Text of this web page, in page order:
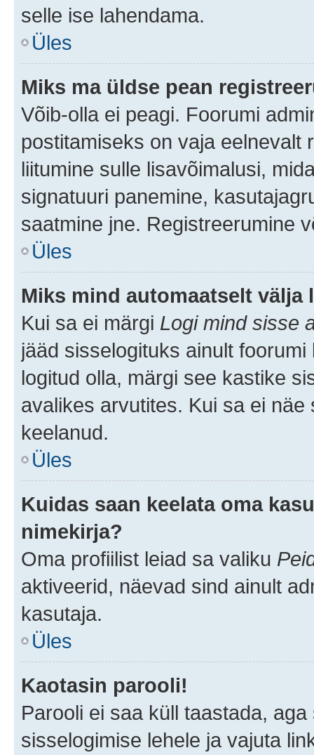
selle ise lahendama.
Üles
Miks ma üldse pean
Võib-olla ei peagi. Foorumi
postitamiseks on vaja eelnevalt
liitumine sulle lisavõimalusi,
signatuuri panemine,
saatmine jne. Registreerumine
Üles
Miks mind automaatselt välja
Kui sa ei märgi Logi mind sisse
jääd sisselogituks ainult
logitud olla, märgi see kastike
avalikes arvutites. Kui sa ei
keelanud.
Üles
Kuidas saan keelata oma
nimekirja?
Oma profiilist leiad sa valiku
aktiveerid, näevad sind ainult
kasutaja.
Üles
Kaotasin parooli!
Parooli ei saa küll taastada,
sisselogimise lehele ja vajuta